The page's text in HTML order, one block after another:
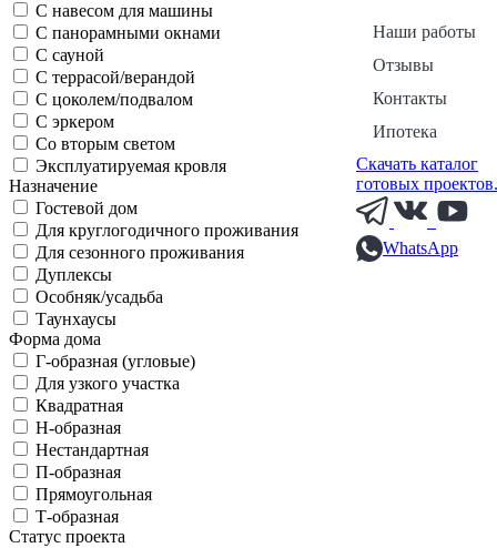
Наши работы
Отзывы
Контакты
Ипотека
Скачать каталог
готовых
WhatsApp
С навесом для машины
С панорамными окнами
С сауной
С террасой/верандой
С цоколем/подвалом
С эркером
Со вторым светом
Эксплуатируемая кровля
Назначение
Гостевой дом
Для круглогодичного проживания
Для сезонного проживания
Дуплексы
Особняк/усадьба
Таунхаусы
Форма дома
Г-образная (угловые)
Для узкого участка
Квадратная
Н-образная
Нестандартная
П-образная
Прямоугольная
Т-образная
Статус проекта